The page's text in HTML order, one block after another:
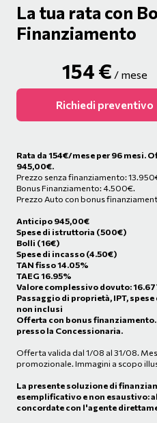
La tua rata con
Finanziamento
154 € / mese
Richiedi preventivo
Rata da 154€/mese per 96 mesi.
945,00€.
Prezzo senza finanziamento:
Bonus Finanziamento: 4.500€.
Prezzo Auto con bonus
Anticipo 945,00€
Spese di istruttoria (500€)
Bolli (16€)
Spese di incasso (4.50€)
TAN fisso 14.05%
TAEG 16.95%
Valore complessivo dovuto:
Passaggio di proprietà, IPT,
non inclusi
Offerta con bonus
presso la Concessionaria.
Offerta valida dal 1/08 al 31/08.
promozionale. Immagini a scopo
La presente soluzione di
esemplificativo e non esaustivo:
concordate con l'agente